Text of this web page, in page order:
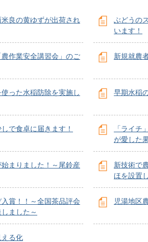
良の黄ゆずが出荷され
ぶどうの
います！
作業安全講習会」のご
新規就農
った水稲防除を実施し
早期水稲
で食卓に届きます！
「ライチ
が愛した
まりました！～尾鈴産
新技術で
ほを設置
賞！！～全国茶品評会
ました～
児湯地区
える化